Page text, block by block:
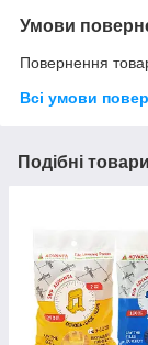
Умови
Повернення
Всі умови
Подібні